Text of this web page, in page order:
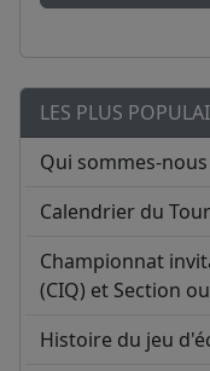
LES PLUS
Qui sommes-nous
Calendrier du
Championnat
(CIQ) et Section
Histoire du jeu